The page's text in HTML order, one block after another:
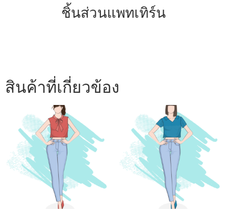
ชิ้นส่วนแพทเทิร์น
สินค้าที่เกี่ยวข้อง